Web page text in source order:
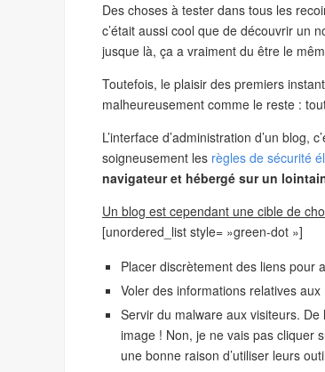
Des choses à tester dans tous les
c’était aussi cool que de découvrir un
jusque là, ça a vraiment du être le
Toutefois, le plaisir des premiers
malheureusement comme le reste :
L’interface d’administration d’un
soigneusement les règles de sécurité
navigateur et hébergé sur un
Un blog est cependant une cible de
[unordered_list style= »green-dot »]
Placer discrètement des liens pour
Voler des informations relatives
Servir du malware aux visiteurs.
image ! Non, je ne vais pas cliquer
une bonne raison d’utiliser leurs